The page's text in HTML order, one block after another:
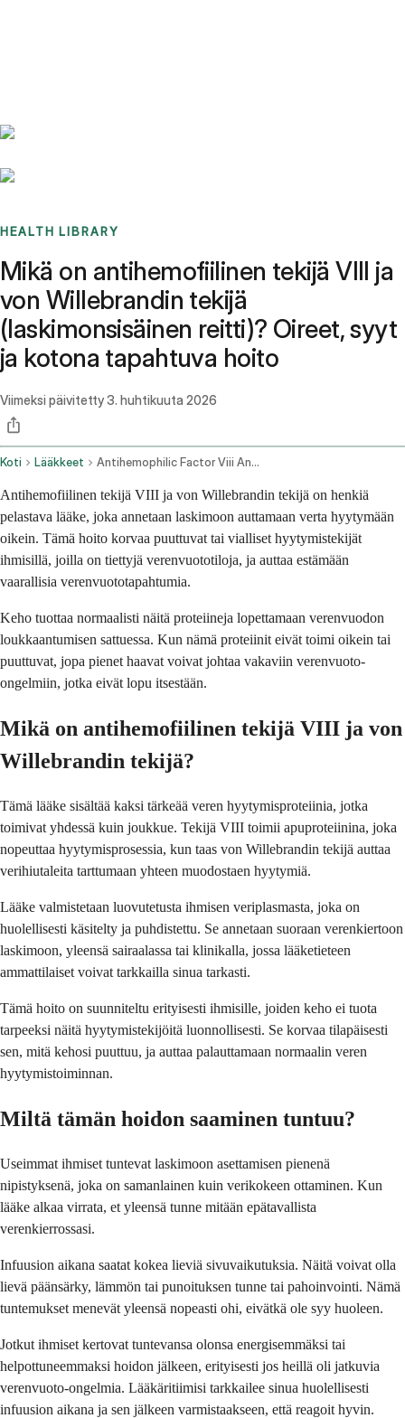
HEALTH LIBRARY
Mikä on antihemofiilinen tekijä VIII ja
von Willebrandin tekijä
(laskimonsisäinen reitti)? Oireet, syyt
ja kotona tapahtuva hoito
Viimeksi päivitetty3. huhtikuuta 2026
Koti Lääkkeet Antihemophilic Factor Viii And Von Willebrand Factor Intravenous Route
Antihemofiilinen tekijä VIII ja von Willebrandin tekijä on henkiä
pelastava lääke, joka annetaan laskimoon auttamaan verta hyytymään
oikein. Tämä hoito korvaa puuttuvat tai vialliset hyytymistekijät
ihmisillä, joilla on tiettyjä verenvuototiloja, ja auttaa estämään
vaarallisia verenvuototapahtumia.
Keho tuottaa normaalisti näitä proteiineja lopettamaan verenvuodon
loukkaantumisen sattuessa. Kun nämä proteiinit eivät toimi oikein tai
puuttuvat, jopa pienet haavat voivat johtaa vakaviin verenvuoto-
ongelmiin, jotka eivät lopu itsestään.
Mikä on antihemofiilinen tekijä VIII ja von
Willebrandin tekijä?
Tämä lääke sisältää kaksi tärkeää veren hyytymisproteiinia, jotka
toimivat yhdessä kuin joukkue. Tekijä VIII toimii apuproteiinina, joka
nopeuttaa hyytymisprosessia, kun taas von Willebrandin tekijä auttaa
verihiutaleita tarttumaan yhteen muodostaen hyytymiä.
Lääke valmistetaan luovutetusta ihmisen veriplasmasta, joka on
huolellisesti käsitelty ja puhdistettu. Se annetaan suoraan verenkiertoon
laskimoon, yleensä sairaalassa tai klinikalla, jossa lääketieteen
ammattilaiset voivat tarkkailla sinua tarkasti.
Tämä hoito on suunniteltu erityisesti ihmisille, joiden keho ei tuota
tarpeeksi näitä hyytymistekijöitä luonnollisesti. Se korvaa tilapäisesti
sen, mitä kehosi puuttuu, ja auttaa palauttamaan normaalin veren
hyytymistoiminnan.
Miltä tämän hoidon saaminen tuntuu?
Useimmat ihmiset tuntevat laskimoon asettamisen pienenä
nipistyksenä, joka on samanlainen kuin verikokeen ottaminen. Kun
lääke alkaa virrata, et yleensä tunne mitään epätavallista
verenkierrossasi.
Infuusion aikana saatat kokea lieviä sivuvaikutuksia. Näitä voivat olla
lievä päänsärky, lämmön tai punoituksen tunne tai pahoinvointi. Nämä
tuntemukset menevät yleensä nopeasti ohi, eivätkä ole syy huoleen.
Jotkut ihmiset kertovat tuntevansa olonsa energisemmäksi tai
helpottuneemmaksi hoidon jälkeen, erityisesti jos heillä oli jatkuvia
verenvuoto-ongelmia. Lääkäritiimisi tarkkailee sinua huolellisesti
infuusion aikana ja sen jälkeen varmistaakseen, että reagoit hyvin.